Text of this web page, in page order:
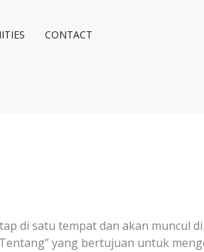
CONTACT
di satu tempat dan akan muncul
yang bertujuan untuk